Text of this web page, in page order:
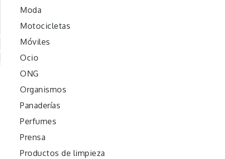
Moda
Motocicletas
Móviles
Ocio
ONG
Organismos
Panaderías
Perfumes
Prensa
Productos de limpieza